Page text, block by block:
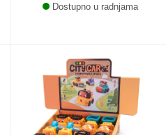
Dostupno u radnjama